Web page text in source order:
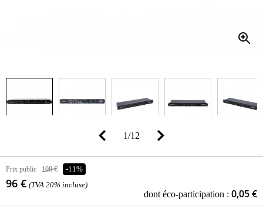
1/12
Prix public 108 € -11%
96 € (TVA 20% incluse)
dont éco-participation : 0,05 €